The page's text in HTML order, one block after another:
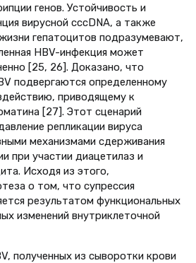
генов. Устойчивость и
вирусной cccDNA, а также
гепатоцитов подразумевают,
HBV-инфекция может
[25, 26]. Доказано, что
подвергаются определенному
приводящему к
[27]. Этот сценарий
репликации вируса
механизмами сдерживания
при участии диацетилаз и
Исходя из этого,
о том, что супрессия
результатом функциональных
изменений внутриклеточной
полученных из сыворотки крови